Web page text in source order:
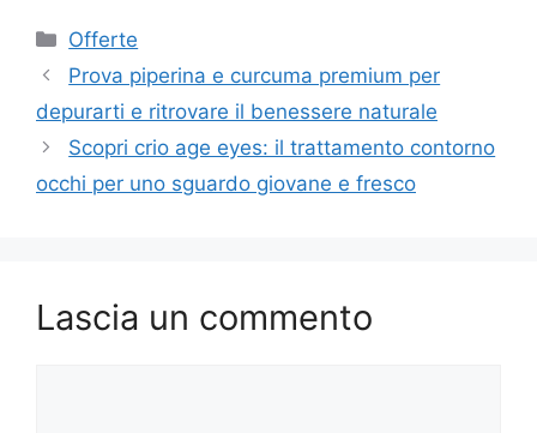
Categorie
Offerte
Prova piperina e curcuma premium per
depurarti e ritrovare il benessere naturale
Scopri crio age eyes: il trattamento contorno
occhi per uno sguardo giovane e fresco
Lascia un commento